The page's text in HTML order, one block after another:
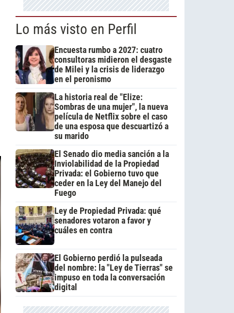
Lo más visto en Perfil
Encuesta rumbo a 2027: cuatro
consultoras midieron el desgaste
de Milei y la crisis de liderazgo
en el peronismo
La historia real de "Elize:
Sombras de una mujer", la nueva
película de Netflix sobre el caso
de una esposa que descuartizó a
su marido
El Senado dio media sanción a la
Inviolabilidad de la Propiedad
Privada: el Gobierno tuvo que
ceder en la Ley del Manejo del
Fuego
Ley de Propiedad Privada: qué
senadores votaron a favor y
cuáles en contra
El Gobierno perdió la pulseada
del nombre: la "Ley de Tierras" se
impuso en toda la conversación
digital